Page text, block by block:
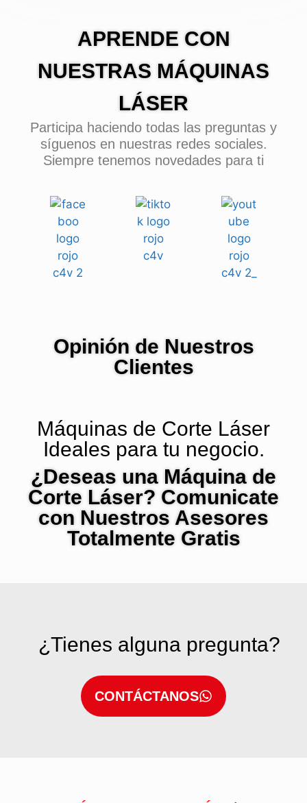
APRENDE CON
NUESTRAS MÁQUINAS
LÁSER
Participa haciendo todas las preguntas y
síguenos en nuestras redes sociales.
Siempre tenemos novedades para ti
Opinión de Nuestros
Clientes
Máquinas de Corte Láser
Ideales para tu negocio.
¿Deseas una Máquina de
Corte Láser? Comunicate
con Nuestros Asesores
Totalmente Gratis
¿Tienes alguna pregunta?
CONTÁCTANOS